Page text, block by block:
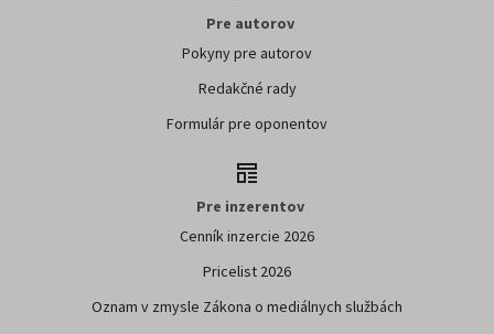
Pre autorov
Pokyny pre autorov
Redakčné rady
Formulár pre oponentov
Pre inzerentov
Cenník inzercie 2026
Pricelist 2026
Oznam v zmysle Zákona o mediálnych službách